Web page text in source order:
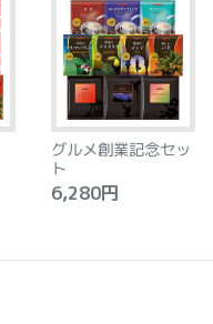
グルメ創業記念セッ
ト
6,280円